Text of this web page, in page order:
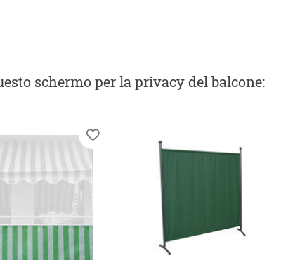
schermo per la privacy del balcone: